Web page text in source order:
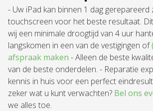
- Uw iPad kan binnen 1 dag gerepareerd
touchscreen voor het beste resultaat.
wij een minimale droogtijd van 4 uur
langskomen in een van de vestigingen of
afspraak maken - Alleen de beste
van de beste onderdelen. - Reparatie
kennis in huis voor een perfect
zeker wat u kunt verwachten? Bel ons
we alles toe.